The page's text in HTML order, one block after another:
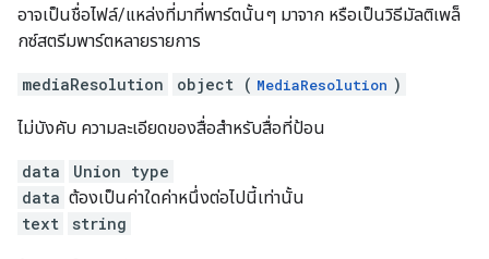
อาจเป็นชื่อไฟล์/แหล่งที่มาที่พาร์ตนั้นๆ มาจาก หรือเป็นวิธีมัลติเพล็
กซ์สตรีมพาร์ตหลายรายการ
mediaResolution object ( MediaResolution )
ไม่บังคับ ความละเอียดของสื่อสำหรับสื่อที่ป้อน
data
Union type
data ต้องเป็นค่าใดค่าหนึ่งต่อไปนี้เท่านั้น
text
string